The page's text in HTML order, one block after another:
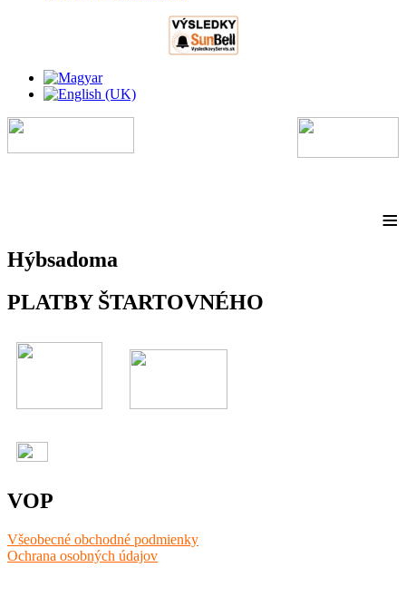
≡
Hýbsadoma
PLATBY ŠTARTOVNÉHO
VOP
Všeobecné obchodné podmienky
Ochrana osobných údajov